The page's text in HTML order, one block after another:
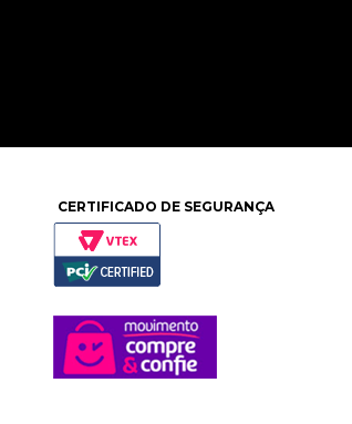
CERTIFICADO DE SEGURANÇA